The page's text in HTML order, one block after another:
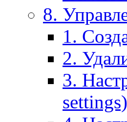
8.
1.
2.
3.
settings)